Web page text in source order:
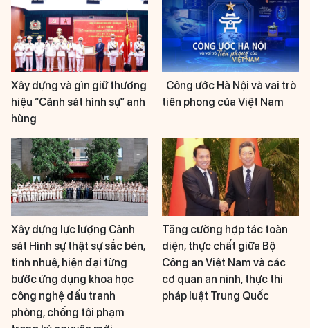
Xây dựng và gìn giữ thương
hiệu “Cảnh sát hình sự” anh
hùng
Công ước Hà Nội và vai trò
tiên phong của Việt Nam
Xây dựng lực lượng Cảnh
sát Hình sự thật sự sắc bén,
tinh nhuệ, hiện đại từng
bước ứng dụng khoa học
công nghệ đấu tranh
phòng, chống tội phạm
Tăng cường hợp tác toàn
diện, thực chất giữa Bộ
Công an Việt Nam và các
cơ quan an ninh, thực thi
pháp luật Trung Quốc